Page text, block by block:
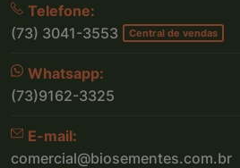
Telefone:
(73) 3041-3553
Central de vendas
Whatsapp:
(73)9162-3325
E-mail:
comercial@biosementes.com.br